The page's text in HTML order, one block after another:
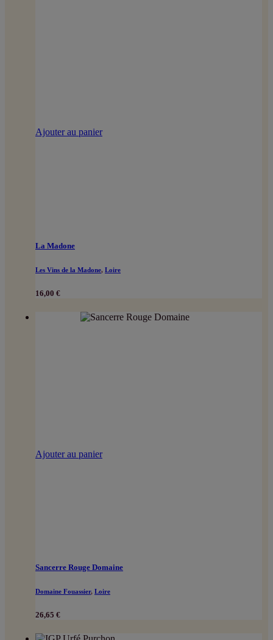
Ajouter au panier
La Madone
Les Vins de la Madone, Loire
16,00 €
Ajouter au panier
Sancerre Rouge Domaine
Domaine Fouassier, Loire
26,65 €